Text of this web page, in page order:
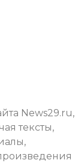
News29.ru,
тексты,